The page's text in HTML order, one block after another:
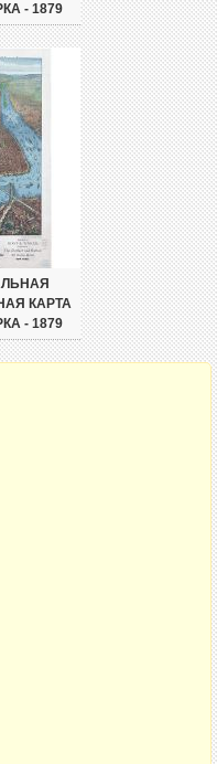
- 1879
КАРТА
- 1879